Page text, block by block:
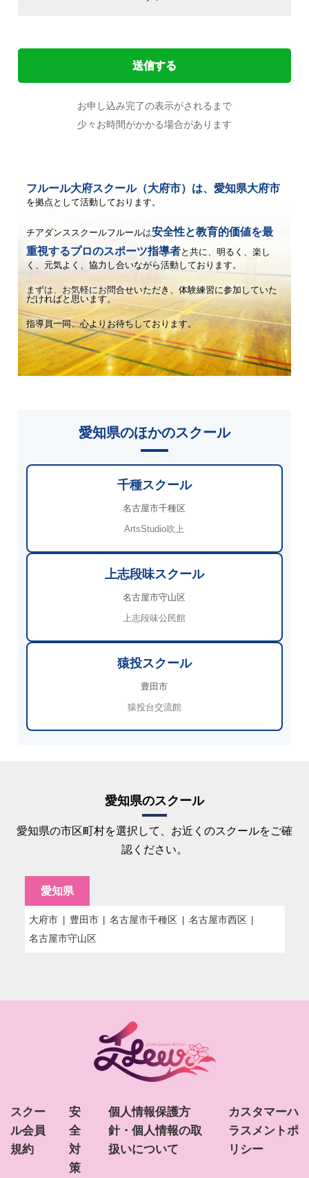
お申し込み完了の表示がされるまで
少々お時間がかかる場合があります
フルール大府スクール（大府市）は、愛知県大府市
を拠点として活動しております。
チアダンススクールフルールは安全性と教育的価値を最
重視するプロのスポーツ指導者と共に、 明るく、楽し
く、元気よく、協力し合いながら活動しております。
まずは、お気軽にお問合せいただき、体験練習に参加していた
だければと思います。
指導員一同、心よりお待ちしております。
愛知県のほかのスクール
千種スクール
名古屋市千種区
ArtsStudio吹上
上志段味スクール
名古屋市守山区
上志段味公民館
猿投スクール
豊田市
猿投台交流館
愛知県のスクール
愛知県の市区町村を選択して、お近くのスクールをご確
認ください。
愛知県
大府市 豊田市 名古屋市千種区
名古屋市西区
名古屋市守山区
スクー
ル会員
規約
安
全
対
策
個人情報保護方
針・個人情報の取
扱いについて
カスタマーハ
ラスメントポ
リシー